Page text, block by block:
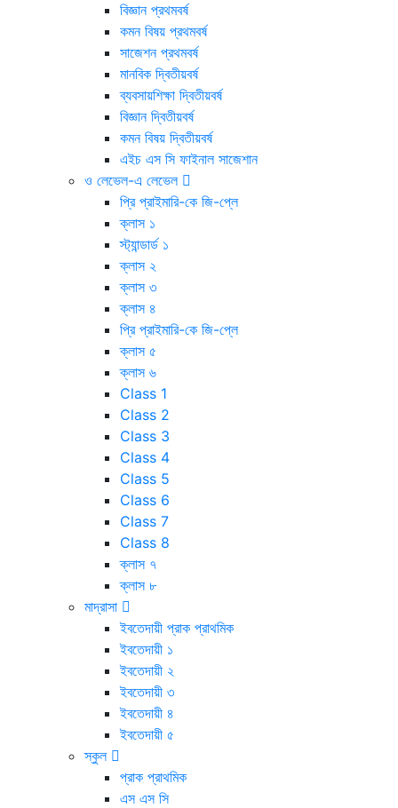
বিজ্ঞান প্রথমবর্ষ
কমন বিষয় প্রথমবর্ষ
সাজেশন প্রথমবর্ষ
মানবিক দ্বিতীয়বর্ষ
ব্যবসায়শিক্ষা দ্বিতীয়বর্ষ
বিজ্ঞান দ্বিতীয়বর্ষ
কমন বিষয় দ্বিতীয়বর্ষ
এইচ এস সি ফাইনাল সাজেশান
ও লেভেল-এ লেভেল
প্রি প্রাইমারি-কে জি-প্লে
ক্লাস ১
স্ট্যান্ডার্ড ১
ক্লাস ২
ক্লাস ৩
ক্লাস ৪
প্রি প্রাইমারি-কে জি-প্লে
ক্লাস ৫
ক্লাস ৬
Class 1
Class 2
Class 3
Class 4
Class 5
Class 6
Class 7
Class 8
ক্লাস ৭
ক্লাস ৮
মাদ্রাসা
ইবতেদায়ী প্রাক প্রাথমিক
ইবতেদায়ী ১
ইবতেদায়ী ২
ইবতেদায়ী ৩
ইবতেদায়ী ৪
ইবতেদায়ী ৫
স্কুল
প্রাক প্রাথমিক
এস এস সি